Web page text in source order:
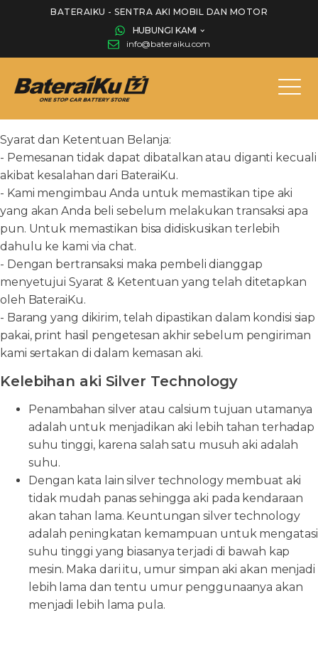
BATERAIKU - SENTRA AKI MOBIL DAN MOTOR
HUBUNGI KAMI
info@bateraiku.com
Syarat dan Ketentuan Belanja:
- Pemesanan tidak dapat dibatalkan atau diganti kecuali
akibat kesalahan dari BateraiKu.
- Kami mengimbau Anda untuk memastikan tipe aki
yang akan Anda beli sebelum melakukan transaksi apa
pun. Untuk memastikan bisa didiskusikan terlebih
dahulu ke kami via chat.
- Dengan bertransaksi maka pembeli dianggap
menyetujui Syarat & Ketentuan yang telah ditetapkan
oleh BateraiKu.
- Barang yang dikirim, telah dipastikan dalam kondisi siap
pakai, print hasil pengetesan akhir sebelum pengiriman
kami sertakan di dalam kemasan aki.
Kelebihan aki Silver Technology
Penambahan silver atau calsium tujuan utamanya
adalah untuk menjadikan aki lebih tahan terhadap
suhu tinggi, karena salah satu musuh aki adalah
suhu.
Dengan kata lain silver technology membuat aki
tidak mudah panas sehingga aki pada kendaraan
akan tahan lama. Keuntungan silver technology
adalah peningkatan kemampuan untuk mengatasi
suhu tinggi yang biasanya terjadi di bawah kap
mesin. Maka dari itu, umur simpan aki akan menjadi
lebih lama dan tentu umur penggunaanya akan
menjadi lebih lama pula.